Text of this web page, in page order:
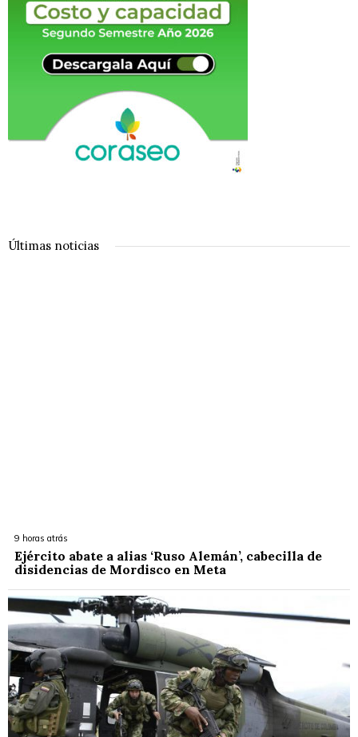
Últimas noticias
9 horas atrás
Ejército abate a alias ‘Ruso Alemán’, cabecilla de
disidencias de Mordisco en Meta